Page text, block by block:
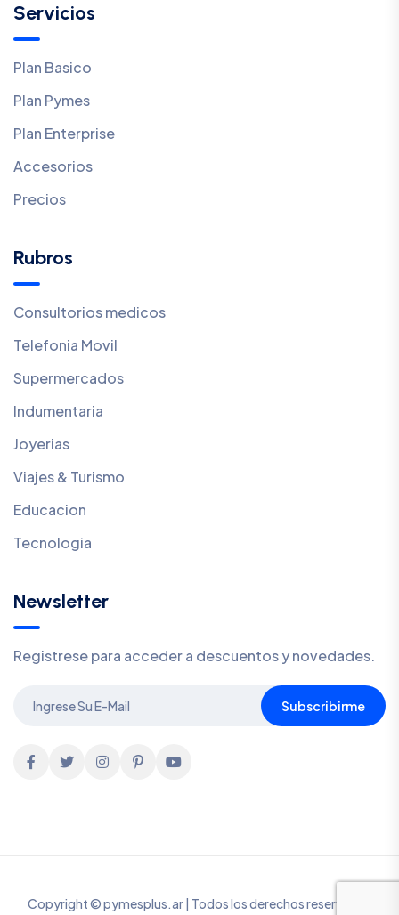
Servicios
Plan Basico
Plan Pymes
Plan Enterprise
Accesorios
Precios
Rubros
Consultorios medicos
Telefonia Movil
Supermercados
Indumentaria
Joyerias
Viajes & Turismo
Educacion
Tecnologia
Newsletter
Registrese para acceder a descuentos y novedades.
Subscribirme
Copyright © pymesplus.ar | Todos los derechos reservados